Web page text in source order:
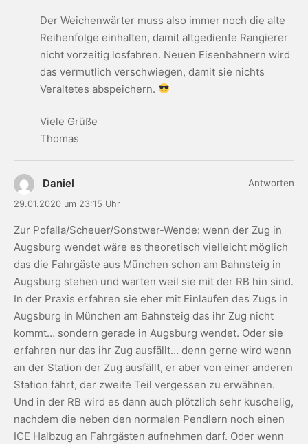
Der Weichenwärter muss also immer noch die alte
Reihenfolge einhalten, damit altgediente Rangierer
nicht vorzeitig losfahren. Neuen Eisenbahnern wird
das vermutlich verschwiegen, damit sie nichts
Veraltetes abspeichern.
Viele Grüße
Thomas
Daniel
29.01.2020 um 23:15 Uhr
Zur Pofalla/Scheuer/Sonstwer-Wende: wenn der Zug in
Augsburg wendet wäre es theoretisch vielleicht möglich
das die Fahrgäste aus München schon am Bahnsteig in
Augsburg stehen und warten weil sie mit der RB hin sind.
In der Praxis erfahren sie eher mit Einlaufen des Zugs in
Augsburg in München am Bahnsteig das ihr Zug nicht
kommt… sondern gerade in Augsburg wendet. Oder sie
erfahren nur das ihr Zug ausfällt… denn gerne wird wenn
an der Station der Zug ausfällt, er aber von einer anderen
Station fährt, der zweite Teil vergessen zu erwähnen.
Und in der RB wird es dann auch plötzlich sehr kuschelig,
nachdem die neben den normalen Pendlern noch einen
ICE Halbzug an Fahrgästen aufnehmen darf. Oder wenn
Antworten